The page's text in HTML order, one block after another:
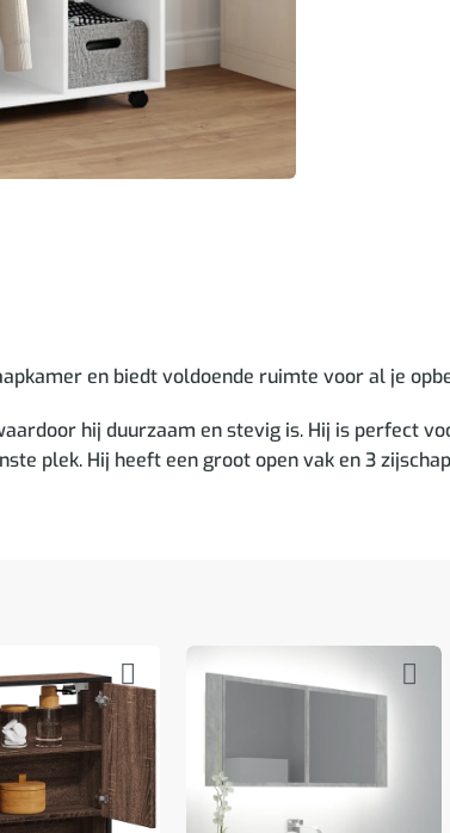
en biedt voldoende ruimte voor al je
hij duurzaam en stevig is. Hij is perfect
plek. Hij heeft een groot open vak en 3